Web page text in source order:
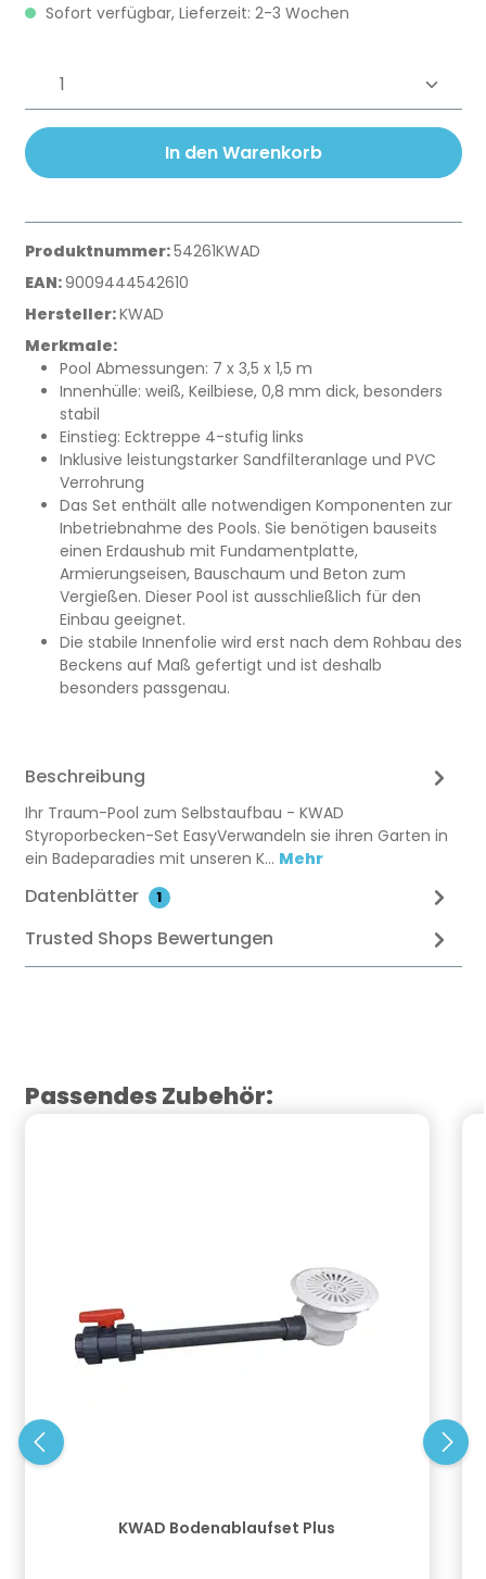
Sofort verfügbar, Lieferzeit: 2-3 Wochen
Produkt Anzahl: Gib den
In den Warenkorb
Produktnummer:54261KWAD
EAN:9009444542610
Hersteller:KWAD
Merkmale:
Pool Abmessungen: 7 x 3,5 x 1,5 m
Innenhülle: weiß, Keilbiese, 0,8 mm dick, besonders
stabil
Einstieg: Ecktreppe 4-stufig links
Inklusive leistungstarker Sandfilteranlage und PVC
Verrohrung
Das Set enthält alle notwendigen Komponenten zur
Inbetriebnahme des Pools. Sie benötigen bauseits
einen Erdaushub mit Fundamentplatte,
Armierungseisen, Bauschaum und Beton zum
Vergießen. Dieser Pool ist ausschließlich für den
Einbau geeignet.
Die stabile Innenfolie wird erst nach dem Rohbau des
Beckens auf Maß gefertigt und ist deshalb
besonders passgenau.
Beschreibung
Ihr Traum-Pool zum Selbstaufbau - KWAD
Styroporbecken-Set EasyVerwandeln sie ihren Garten in
ein Badeparadies mit unseren K… Mehr
Datenblätter 1
Trusted Shops Bewertungen
Produktgalerie überspringen
Passendes Zubehör:
KWAD Bodenablaufset Plus